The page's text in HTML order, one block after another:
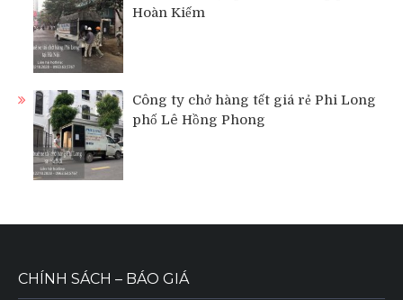
Hoàn Kiếm
Công ty chở hàng tết giá rẻ Phi Long
phố Lê Hồng Phong
CHÍNH SÁCH – BÁO GIÁ